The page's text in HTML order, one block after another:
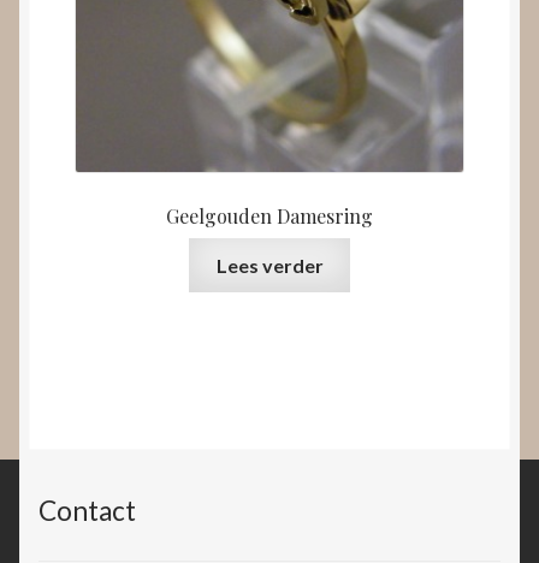
Geelgouden Damesring
Lees verder
Contact